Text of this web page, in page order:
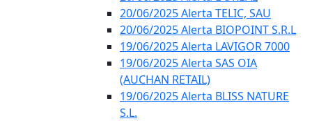
20/06/2025 Alerta TELIC, SAU
20/06/2025 Alerta BIOPOINT S.R.L
19/06/2025 Alerta LAVIGOR 7000
19/06/2025 Alerta SAS OIA
(AUCHAN RETAIL)
19/06/2025 Alerta BLISS NATURE
S.L.